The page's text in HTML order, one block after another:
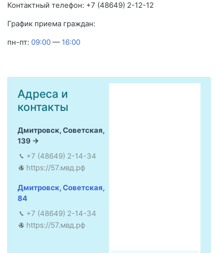
Контактный телефон: +7 (48649) 2-12-12
График приема граждан:
пн-пт: 09:00 — 16:00
Адреса и
контакты
Дмитровск, Советская,
139
+7 (48649) 2-14-34
https://57.мвд.рф
Дмитровск, Советская,
84
+7 (48649) 2-14-34
https://57.мвд.рф